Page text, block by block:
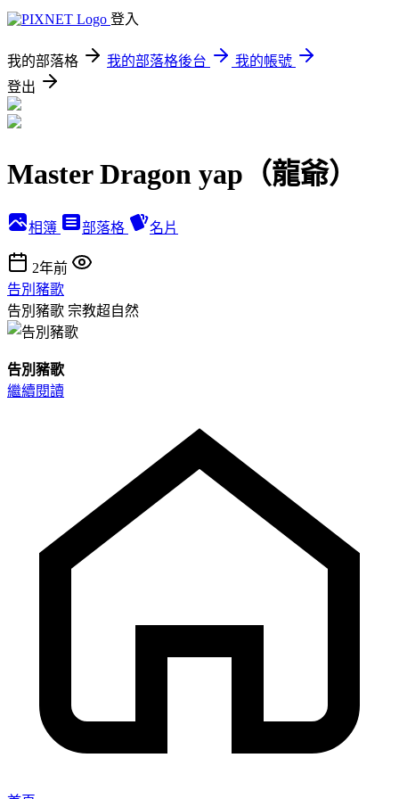
登入
我的部落格 我的部落格後台
我的帳號
登出
Master Dragon yap（龍爺）
相簿 部落格 名片
2年前
告別豬歌
告別豬歌 宗教超自然
告別豬歌
繼續閱讀